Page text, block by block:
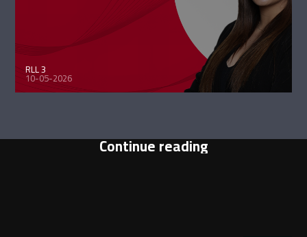
RLL 3
10-05-2026
Continue reading